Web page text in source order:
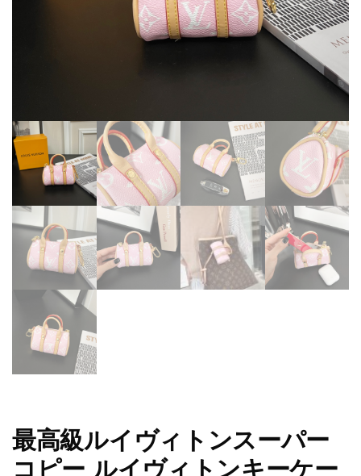
最高級ルイヴィトンスーパー